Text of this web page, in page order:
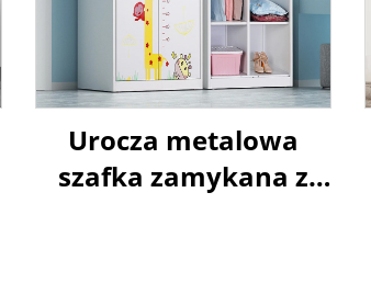
Urocza metalowa
szafka zamykana z